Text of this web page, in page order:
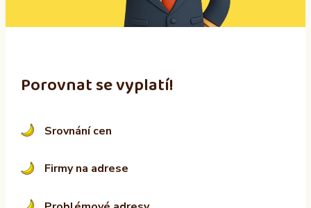
:
Porovnat se vyplatí!
Srovnání cen
Firmy na adrese